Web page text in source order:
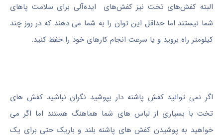
البته کفش‌های تخت نیز کفش‌های ایده‌آلی برای سلامت پاهای
شما نیستند اما حداقل این توان را به شما می دهند که در روز چند
کیلومتر راه بروید و یا سرعت انجام کارهای خود را حفظ کنید.
اگر نمی توانید کفش پاشنه دار بپوشید نگران نباشید کفش های
تخت با بسیاری از لباس های شما هماهنگ هستند اما اگر می
خواهید به پوشیدن کفش های پاشنه بلند و باریک حتی برای یک